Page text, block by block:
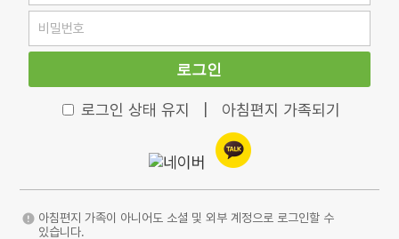
로그인
로그인 상태 유지 아침편지 가족되기
아침편지 가족이 아니어도 소셜 및 외부 계정으로 로그인할 수
있습니다.